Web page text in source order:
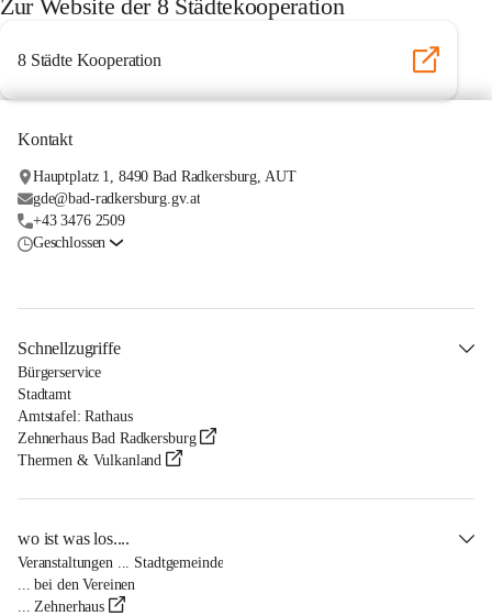
Zur Website der 8 Städtekooperation
8 Städte Kooperation
Kontakt
Hauptplatz 1, 8490 Bad Radkersburg, AUT
gde@bad-radkersburg.gv.at
+43 3476 2509
Geschlossen
Schnellzugriffe
Bürgerservice
Stadtamt
Amtstafel: Rathaus
Zehnerhaus Bad Radkersburg
Thermen & Vulkanland
wo ist was los....
Veranstaltungen ... Stadtgemeinde
... bei den Vereinen
... Zehnerhaus